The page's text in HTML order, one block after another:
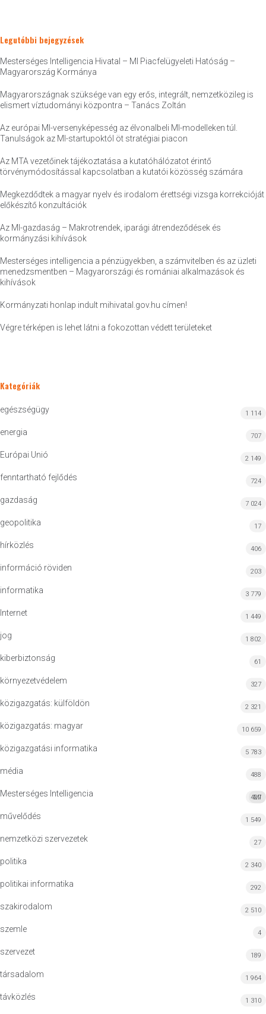
Legutóbbi bejegyzések
Mesterséges Intelligencia Hivatal – MI Piacfelügyeleti Hatóság –
Magyarország Kormánya
Magyarországnak szüksége van egy erős, integrált, nemzetközileg is
elismert víztudományi központra – Tanács Zoltán
Az európai MI-versenyképesség az élvonalbeli MI-modelleken túl.
Tanulságok az MI-startupoktól öt stratégiai piacon
Az MTA vezetőinek tájékoztatása a kutatóhálózatot érintő
törvénymódosítással kapcsolatban a kutatói közösség számára
Megkezdődtek a magyar nyelv és irodalom érettségi vizsga korrekcióját
előkészítő konzultációk
Az MI-gazdaság – Makrotrendek, iparági átrendeződések és
kormányzási kihívások
Mesterséges intelligencia a pénzügyekben, a számvitelben és az üzleti
menedzsmentben – Magyarországi és romániai alkalmazások és
kihívások
Kormányzati honlap indult mihivatal.gov.hu címen!
Végre térképen is lehet látni a fokozottan védett területeket
Kategóriák
egészségügy 1 114
energia 707
Európai Unió 2 149
fenntartható fejlődés 724
gazdaság 7 024
geopolitika 17
hírközlés 406
információ röviden 203
informatika 3 779
Internet 1 449
jog 1 802
kiberbiztonság 61
környezetvédelem 327
közigazgatás: külföldön 2 321
közigazgatás: magyar 10 659
közigazgatási informatika 5 783
média 488
Mesterséges Intelligencia MI
427
művelődés 1 549
nemzetközi szervezetek 27
politika 2 340
politikai informatika 292
szakirodalom 2 510
szemle 4
szervezet 189
társadalom 1 964
távközlés 1 310